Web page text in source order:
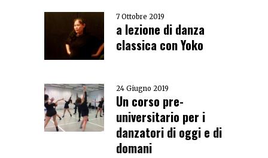
7 Ottobre 2019
a lezione di danza
classica con Yoko
24 Giugno 2019
Un corso pre-
universitario per i
danzatori di oggi e di
domani